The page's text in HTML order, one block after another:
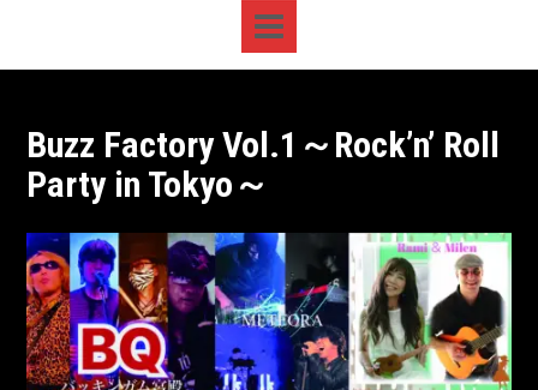
Buzz Factory Vol.1～Rock’n’ Roll
Party in Tokyo～